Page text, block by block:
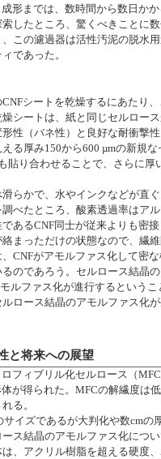
形までは、数時間から数日か
したところ、驚くべきことに
この濾過器は活性汚泥の脱水
であった。
シートを乾燥するにあたり
シートは、紙と同じセルロー
性（バネ性）と良好な耐衝撃
る厚み150から600 µmの新規
貼り合わせることで、さらに厚
らかで、水やインクなどが直
べたところ、酸素透過率はア
あるCNF同士が従来よりも密接
まっただけの状態なので、繊
CNFがアモルファス化して密
のであろう。セルロース結晶
ルファス化が進行するという
ロース結晶のアモルファス化
と将来への展望
フィブリル化セルロース（
が得られた。MFCの解繊度は
る。
サイズであるが大判化や数cm
ス結晶のアモルファス化につ
、アクリル樹脂を超える硬度